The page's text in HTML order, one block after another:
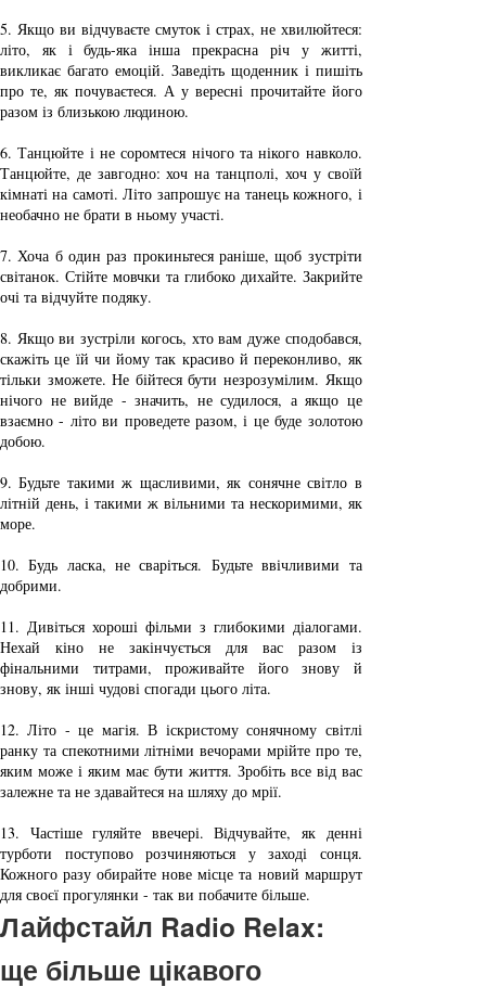
5. Якщо ви відчуваєте смуток і страх, не хвилюйтеся:
літо, як і будь-яка інша прекрасна річ у житті,
викликає багато емоцій. Заведіть щоденник і пишіть
про те, як почуваєтеся. А у вересні прочитайте його
разом із близькою людиною.
6. Танцюйте і не соромтеся нічого та нікого навколо.
Танцюйте, де завгодно: хоч на танцполі, хоч у своїй
кімнаті на самоті. Літо запрошує на танець кожного, і
необачно не брати в ньому участі.
7. Хоча б один раз прокиньтеся раніше, щоб зустріти
світанок. Стійте мовчки та глибоко дихайте. Закрийте
очі та відчуйте подяку.
8. Якщо ви зустріли когось, хто вам дуже сподобався,
скажіть це їй чи йому так красиво й переконливо, як
тільки зможете. Не бійтеся бути незрозумілим. Якщо
нічого не вийде - значить, не судилося, а якщо це
взаємно - літо ви проведете разом, і це буде золотою
добою.
9. Будьте такими ж щасливими, як сонячне світло в
літній день, і такими ж вільними та нескоримими, як
море.
10. Будь ласка, не сваріться. Будьте ввічливими та
добрими.
11. Дивіться хороші фільми з глибокими діалогами.
Нехай кіно не закінчується для вас разом із
фінальними титрами, проживайте його знову й
знову, як інші чудові спогади цього літа.
12. Літо - це магія. В іскристому сонячному світлі
ранку та спекотними літніми вечорами мрійте про те,
яким може і яким має бути життя. Зробіть все від вас
залежне та не здавайтеся на шляху до мрії.
13. Частіше гуляйте ввечері. Відчувайте, як денні
турботи поступово розчиняються у заході сонця.
Кожного разу обирайте нове місце та новий маршрут
для своєї прогулянки - так ви побачите більше.
Лайфстайл Radio Relax:
ще більше цікавого